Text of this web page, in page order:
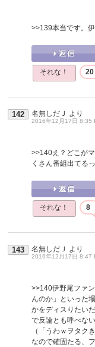
>>139本当です。
それな！ 20
142 名無しだＪ より
2016年12月17日 8:35
>>140え？どこが
くさん番組出てる
それな！ 8
143 名無しだＪ より
2016年12月17日 8:47
>>140伊野尾ファ
んのか」といった
かをディスりたい
で反論とも呼べな
（「うわｗヲタク
なので確固たる、